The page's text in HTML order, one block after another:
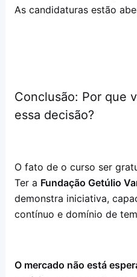
As candidaturas estão
Conclusão: Por que
essa decisão?
O fato de o curso ser
Ter a Fundação Getúlio
demonstra iniciativa,
contínuo e domínio de
O mercado não está